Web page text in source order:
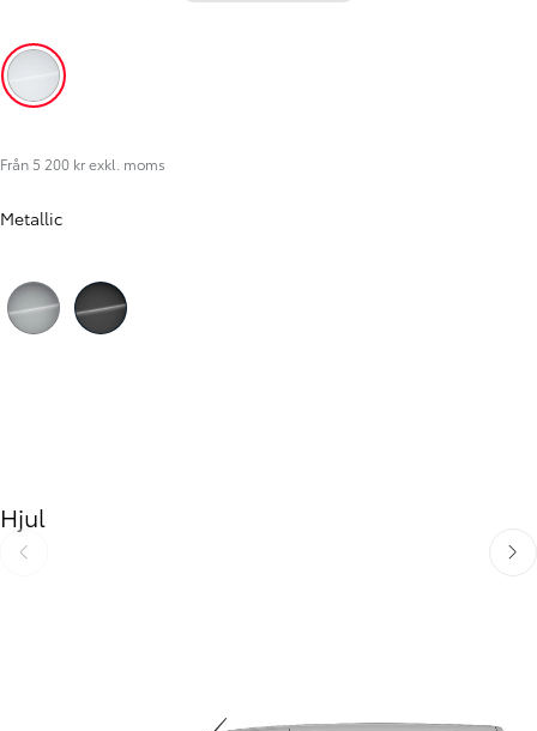
Icy White (EPR)
Från 5 200 kr exkl. moms
Metallic
Hjul
Föregående